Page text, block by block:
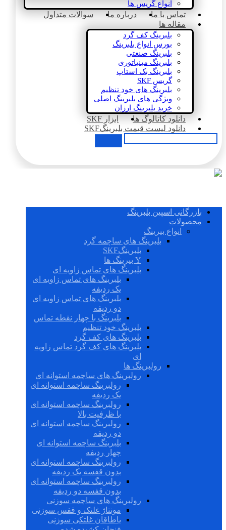
انواع گریس ها
تماس با ما درباره ما
سوالات متداول
مقاله ها
بلبرینگ کف گرد
بورس انواع بلبرینگ
بلبرینگ صنعتی
بلبرینگ مینیاتوری
بلبرینگ بک استاپ
گریس SKF
بلبرینگ های خود تنظیم
ویژگی های بلبرینگ اصلی
خرید بلبرینگ ارزان
دانلود کاتالوگ ها
ابزار SKF
دانلود لیست قیمت بلبرینگSKF
بازرگانی اسپین بلبرینگ
محصولات
انواع بیرینگ
بلبرینگ های ساچمه گرد
بلبرینگSKF
Y بیرینگ ها
بلبرینگ های تماس زاویه ای
بلبرینگ های تماس زاویه ای
یک ردیفه
بلبرینگ های تماس زاویه ای
دو ردیفه
بلبرینگ با چهار نقطه تماس
بلبرینگ خود تنظیم
بلبرینگ های کف گرد
بلبرینگ های کف گرد تماس زاویه
ای
رولبرینگ ها
رولبرینگ های ساچمه استوانه ای
رولبرینگ ساچمه استوانه ای
یک ردیفه
رولبرینگ ساچمه استوانه ای
با ظرفیت بالا
رولبرینگ ساچمه استوانه ای
دو ردیفه
بلبرینگ ساچمه استوانه ای
چهار ردیفه
رولبرینگ ساچمه استوانه ای
بدون قفسه یک ردیفه
رولبرینگ ساچمه استوانه ای
بدون قفسه دو ردیفه
رولبرینگ های ساچمه سوزنی
مونتاژ غلتک و قفس سوزنی
یاطاقان غلتکی سوزنی